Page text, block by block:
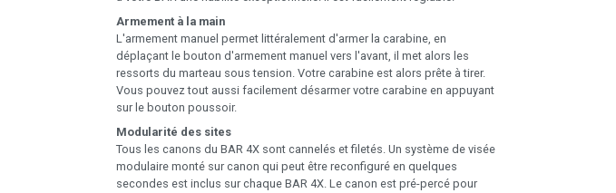
Armement à la main
L'armement manuel permet littéralement d'armer la carabine, en
déplaçant le bouton d'armement manuel vers l'avant, il met alors les
ressorts du marteau sous tension. Votre carabine est alors prête à tirer.
Vous pouvez tout aussi facilement désarmer votre carabine en appuyant
sur le bouton poussoir.
Modularité des sites
Tous les canons du BAR 4X sont cannelés et filetés. Un système de visée
modulaire monté sur canon qui peut être reconfiguré en quelques
secondes est inclus sur chaque BAR 4X. Le canon est pré-percé pour